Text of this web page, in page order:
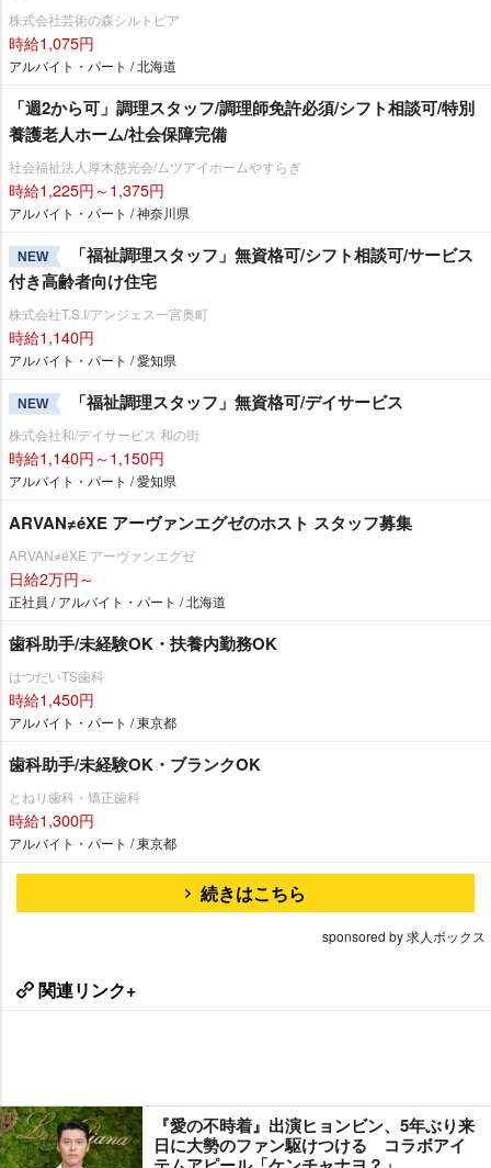
株式会社芸術の森シルトピア
時給1,075円
アルバイト・パート / 北海道
「週2から可」調理スタッフ/調理師免許必須/シフト相談可/特別
養護老人ホーム/社会保障完備
社会福祉法人厚木慈光会/ムツアイホームやすらぎ
時給1,225円～1,375円
アルバイト・パート / 神奈川県
NEW
「福祉調理スタッフ」無資格可/シフト相談可/サービス
付き高齢者向け住宅
株式会社T.S.I/アンジェス一宮奥町
時給1,140円
アルバイト・パート / 愛知県
NEW 「福祉調理スタッフ」無資格可/デイサービス
株式会社和/デイサービス 和の街
時給1,140円～1,150円
アルバイト・パート / 愛知県
ARVAN≠éXE アーヴァンエグゼのホスト スタッフ募集
ARVAN≠éXE アーヴァンエグゼ
日給2万円～
正社員 / アルバイト・パート / 北海道
歯科助手/未経験OK・扶養内勤務OK
はつだいTS歯科
時給1,450円
アルバイト・パート / 東京都
歯科助手/未経験OK・ブランクOK
とねり歯科・矯正歯科
時給1,300円
アルバイト・パート / 東京都
続きはこちら
sponsored by 求人ボックス
関連リンク+
『愛の不時着』出演ヒョンビン、5年ぶり来
日に大勢のファン駆けつける コラボアイ